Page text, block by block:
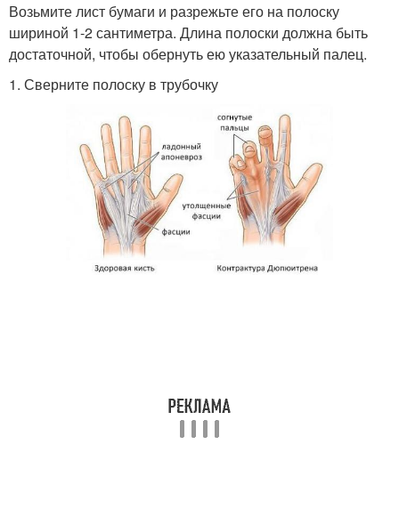
Возьмите лист бумаги и разрежьте его на полоску
шириной 1-2 сантиметра. Длина полоски должна быть
достаточной, чтобы обернуть ею указательный палец.
1. Сверните полоску в трубочку